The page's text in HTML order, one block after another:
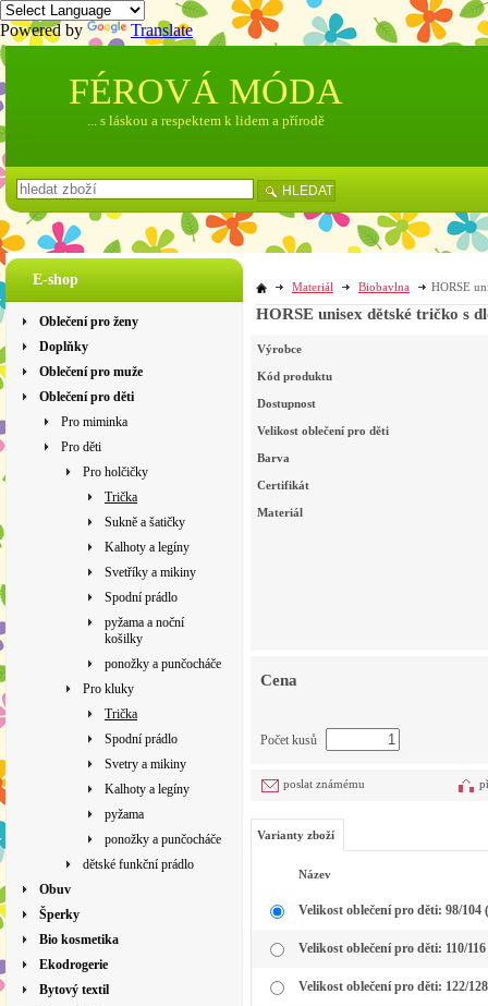
Powered by Translate
E-shop
Oblečení pro ženy
Doplňky
Oblečení pro muže
Oblečení pro děti
Pro miminka
Pro děti
Pro holčičky
Trička
Sukně a šatičky
Kalhoty a legíny
Svetříky a mikiny
Spodní prádlo
pyžama a noční
košilky
ponožky a punčocháče
Pro kluky
Trička
Spodní prádlo
Svetry a mikiny
Kalhoty a legíny
pyžama
ponožky a punčocháče
dětské funkční prádlo
Obuv
Šperky
Bio kosmetika
Ekodrogerie
Bytový textil
Materiál Biobavlna HORSE
HORSE unisex dětské tričko s
Výrobce
Kód produktu
Dostupnost
Velikost oblečení pro děti
Barva
Certifikát
Materiál
Cena
Počet kusů
poslat známému
Varianty zboží
Název
Velikost oblečení pro děti: 98/104
Velikost oblečení pro děti: 110/
Velikost oblečení pro děti: 122/
FÉROVÁ MÓDA
... s láskou a respektem k lidem a přírodě
HLEDAT